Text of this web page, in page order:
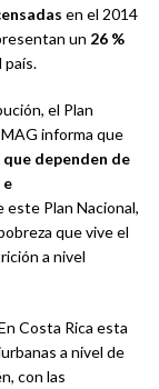
en el 2014
un 26 %
país.
el Plan
informa que
dependen de
e
este Plan Nacional,
que vive el
a nivel
Costa Rica esta
a nivel de
con las